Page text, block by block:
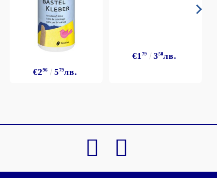
€296 579лв.
€1 79 350лв.